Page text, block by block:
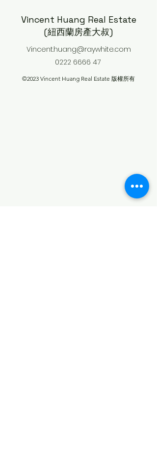
Watercare工程，房地產投
資人真的不能忽略！
Vincent Huang Real Estate
(紐西蘭房產大叔)
Vincent.huang@raywhite.com
0222 6666 47
©2023 Vincent Huang Real Estate 版權所有